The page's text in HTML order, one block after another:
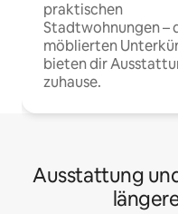
praktischen
Stadtwohnungen –
möblierten
bieten dir
zuhause.
Ausstattung